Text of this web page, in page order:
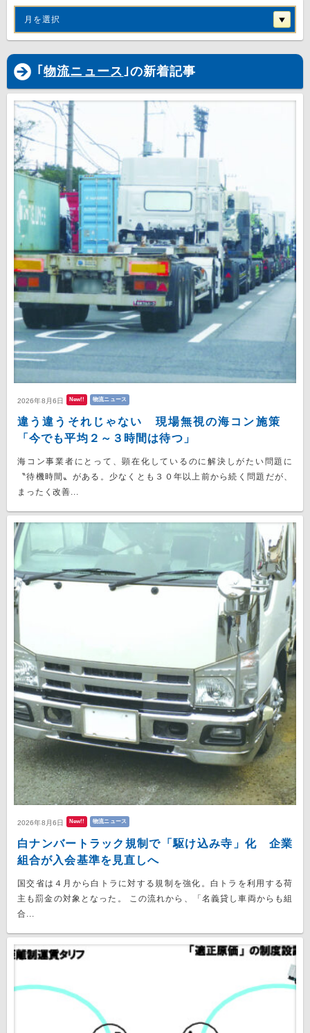
月を選択
｢ 物流ニュース｣の新着記事
2026年8月6日 New!! 物流ニュース
違う違うそれじゃない 現場無視の海コン施策
「今でも平均２～３時間は待つ」
海コン事業者にとって、顕在化しているのに解決しがたい問題に
〝待機時間〟がある。少なくとも３０年以上前から続く問題だが、
まったく改善...
2026年8月6日 New!! 物流ニュース
白ナンバートラック規制で「駆け込み寺」化 企業
組合が入会基準を見直しへ
国交省は４月から白トラに対する規制を強化。白トラを利用する荷
主も罰金の対象となった。 この流れから、「名義貸し車両からも組
合...